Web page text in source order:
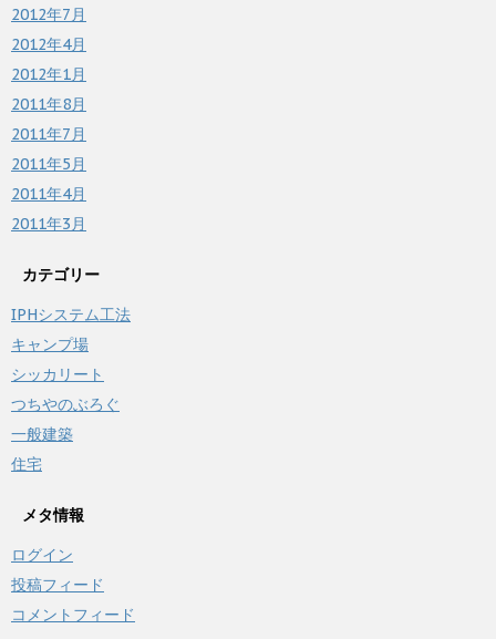
2012年7月
2012年4月
2012年1月
2011年8月
2011年7月
2011年5月
2011年4月
2011年3月
カテゴリー
IPHシステム工法
キャンプ場
シッカリート
つちやのぶろぐ
一般建築
住宅
メタ情報
ログイン
投稿フィード
コメントフィード